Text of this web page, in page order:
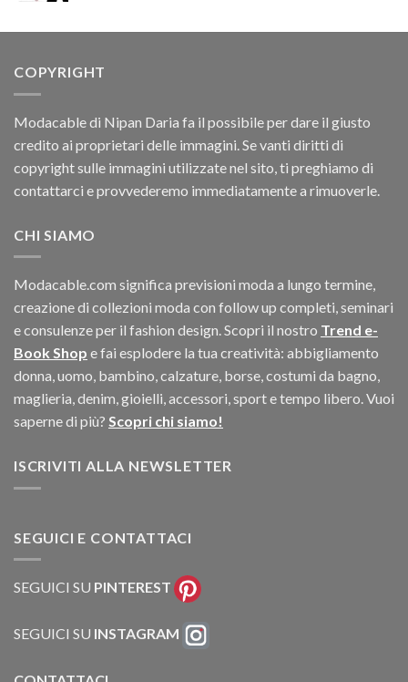
COPYRIGHT
Modacable di Nipan Daria fa il possibile per dare il giusto
credito ai proprietari delle immagini. Se vanti diritti di
copyright sulle immagini utilizzate nel sito, ti preghiamo di
contattarci e provvederemo immediatamente a rimuoverle.
CHI SIAMO
Modacable.com significa previsioni moda a lungo termine,
creazione di collezioni moda con follow up completi, seminari
e consulenze per il fashion design. Scopri il nostro Trend e-
Book Shop e fai esplodere la tua creatività: abbigliamento
donna, uomo, bambino, calzature, borse, costumi da bagno,
maglieria, denim, gioielli, accessori, sport e tempo libero. Vuoi
saperne di più? Scopri chi siamo!
ISCRIVITI ALLA NEWSLETTER
SEGUICI E CONTATTACI
SEGUICI SU PINTEREST
SEGUICI SU INSTAGRAM